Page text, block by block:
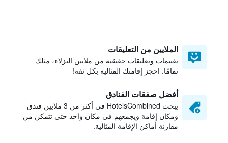
الملايين من التعليقات
تقييمات وتعليقات حقيقية من ملايين النزلاء، مثلك
تمامًا. احجز إقامتك المثالية بكل ثقة!
أفضل صفقات الفنادق
يبحث HotelsCombined في أكثر من 3 ملايين فندق
ومكان إقامة ويجمعهم في مكان واحد حتى تتمكن من
مقارنة أماكن الإقامة المثالية.